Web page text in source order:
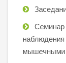
Семинар
мышечными